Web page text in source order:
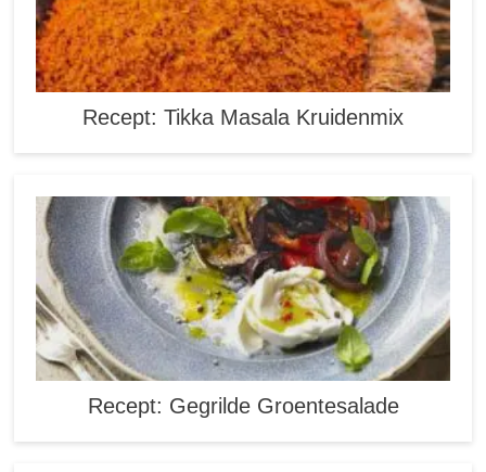
Recept: Tikka Masala Kruidenmix
Recept: Gegrilde Groentesalade